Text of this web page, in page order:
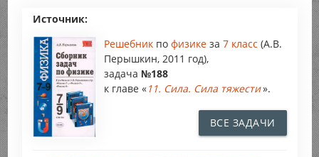
Источник:
Решебник по физике за 7 класс (А.В.
Перышкин, 2011 год),
задача №188
к главе «11. Сила. Сила тяжести».
ВСЕ ЗАДАЧИ